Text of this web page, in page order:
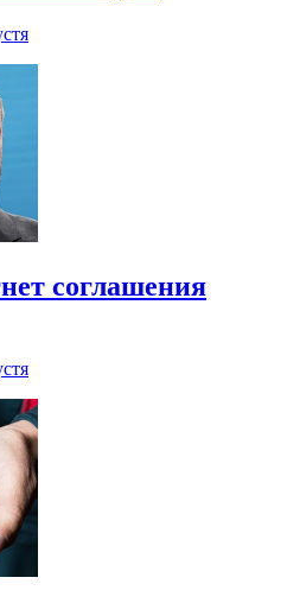
соглашения